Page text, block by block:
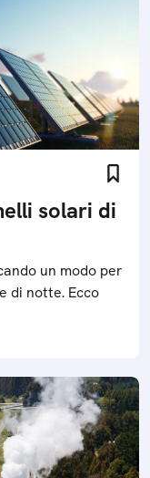
solari di
un modo per
di notte. Ecco